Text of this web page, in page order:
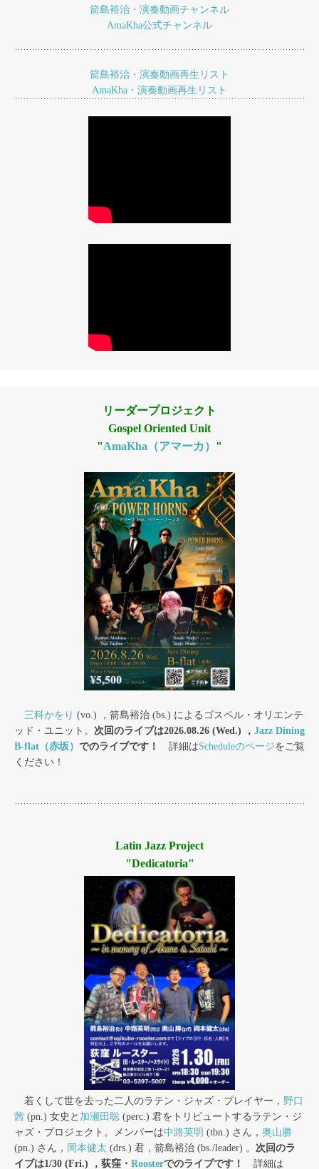
ン
箭島裕治・演奏動画チャンネル
AmaKha公式チャンネル
箭島裕治・演奏動画再生リスト
AmaKha・演奏動画再生リスト
リーダープロジェクト
Gospel Oriented Unit
"AmaKha（アマーカ） "
三科かをり (vo.) ，箭島裕治 (bs.) によるゴスペル・オリエンテ
ッド・ユニット。 次回のライブは2026.08.26 (Wed.) ， Jazz Dining
B-flat（赤坂） でのライブです！ 詳細はScheduleのページをご覧
ください！
Latin Jazz Project
"Dedicatoria"
若くして世を去った二人のラテン・ジャズ・プレイヤー， 野口
茜 (pn.) 女史と 加瀬田聡 (perc.) 君をトリビュートするラテン・ジ
ャズ・プロジェクト。メンバーは中路英明 (tbn.) さん， 奥山勝
(pn.) さん， 岡本健太 (drs.) 君，箭島裕治 (bs./leader) 。 次回のラ
イブは1/30 (Fri.) ，荻窪・ Roosterでのライブです！ 詳細は